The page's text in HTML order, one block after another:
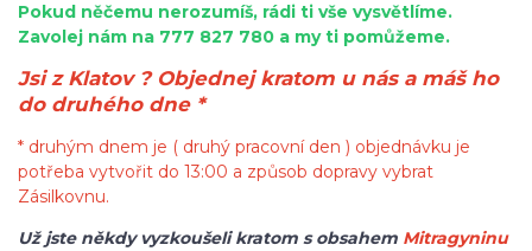
Pokud něčemu nerozumíš, rádi ti vše vysvětlíme.
Zavolej nám na 777 827 780 a my ti pomůžeme.
Jsi z Klatov ? Objednej kratom u nás a máš ho
do druhého dne *
* druhým dnem je ( druhý pracovní den ) objednávku je
potřeba vytvořit do 13:00 a způsob dopravy vybrat
Zásilkovnu.
Už jste někdy vyzkoušeli kratom s obsahem Mitragyninu